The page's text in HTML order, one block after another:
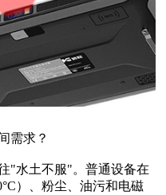
需求？
"水土不服"。普通设备在
）、粉尘、油污和电磁